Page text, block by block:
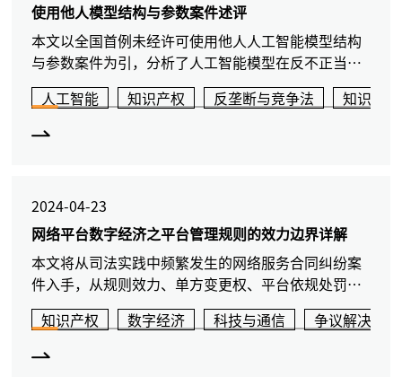
使用他人模型结构与参数案件述评
本文以全国首例未经许可使用他人人工智能模型结构
与参数案件为引，分析了人工智能模型在反不正当竞
争法和著作权法下的保护路径，探讨了开源模型和模
型训练数据合法性问题对人工智能模型保护的影响，
为AI模型法律保护提供更深入的思考角度。
人工智能 知识产权 反垄断与竞争法 知识产
2024-04-23
网络平台数字经济之平台管理规则的效力边界详解
本文将从司法实践中频繁发生的网络服务合同纠纷案
件入手，从规则效力、单方变更权、平台依规处罚合
理性等角度，详细解读常态化更新的数字服务协议及
相关平台管理规则的效力边界。
知识产权 数字经济 科技与通信 争议解决与